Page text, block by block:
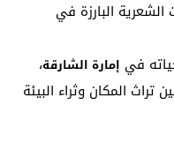
البارزة في
في إمارة الشارقة،
المكان وثراء البيئة